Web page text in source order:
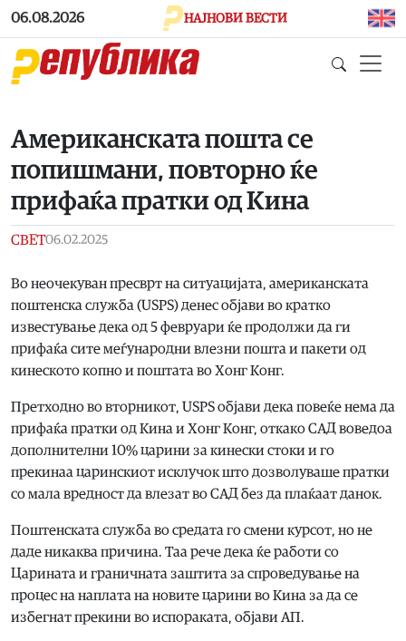
Skip to main content
06.08.2026 НАЈНОВИ ВЕСТИ
Американската пошта се
попишмани, повторно ќе
прифаќа пратки од Кина
СВЕТ06.02.2025
Во неочекуван пресврт на ситуацијата, американската
поштенска служба (USPS) денес објави во кратко
известување дека од 5 февруари ќе продолжи да ги
прифаќа сите меѓународни влезни пошта и пакети од
кинеското копно и поштата во Хонг Конг.
Претходно во вторникот, USPS објави дека повеќе нема да
прифаќа пратки од Кина и Хонг Конг, откако САД воведоа
дополнителни 10% царини за кинески стоки и го
прекинаа царинскиот исклучок што дозволуваше пратки
со мала вредност да влезат во САД без да плаќаат данок.
Поштенската служба во средата го смени курсот, но не
даде никаква причина. Таа рече дека ќе работи со
Царината и граничната заштита за спроведување на
процес на наплата на новите царини во Кина за да се
избегнат прекини во испораката, објави АП.